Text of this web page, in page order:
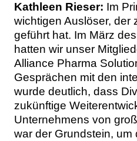
Kathleen Rieser: Im
wichtigen Auslöser, der
geführt hat. Im März
hatten wir unser
Alliance Pharma
Gesprächen mit den
wurde deutlich, dass
zukünftige
Unternehmens von
war der Grundstein, um